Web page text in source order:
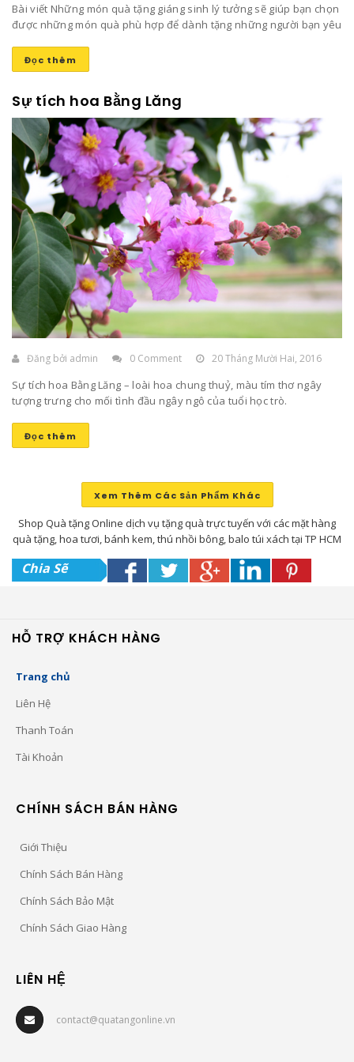
Bài viết Những món quà tặng giáng sinh lý tưởng sẽ giúp bạn chọn
được những món quà phù hợp để dành tặng những người bạn yêu
này nhé!
Đọc thêm
Sự tích hoa Bằng Lăng
Đăng bởi admin 0 Comment 20 Tháng Mười Hai, 2016
Sự tích hoa Bằng Lăng – loài hoa chung thuỷ, màu tím thơ ngây
tượng trưng cho mối tình đầu ngây ngô của tuổi học trò.
Đọc thêm
Xem Thêm Các Sản Phẩm Khác
Shop Quà tặng Online dịch vụ tặng quà trực tuyến với các mặt hàng
quà tặng, hoa tươi, bánh kem, thú nhồi bông, balo túi xách tại TP HCM
Chia Sẽ
HỖ TRỢ KHÁCH HÀNG
Trang chủ
Liên Hệ
Thanh Toán
Tài Khoản
CHÍNH SÁCH BÁN HÀNG
Giới Thiệu
Chính Sách Bán Hàng
Chính Sách Bảo Mật
Chính Sách Giao Hàng
LIÊN HỆ
contact@quatangonline.vn